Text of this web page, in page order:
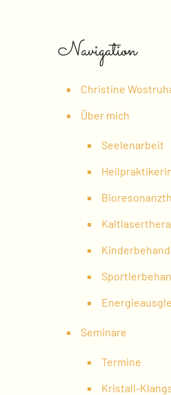
Navigation
Christine
Über mich
Seelenarbeit
Seminare
Termine
Kristall-